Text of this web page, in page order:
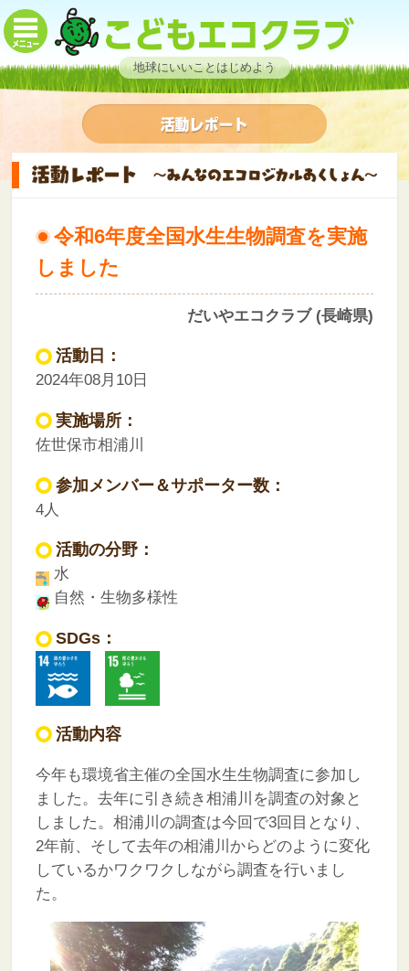
地球にいいことはじめよう
令和6年度全国水生生物調査を実施
しました
だいやエコクラブ (長崎県)
活動日：
2024年08月10日
実施場所：
佐世保市相浦川
参加メンバー＆サポーター数：
4人
活動の分野：
水
自然・生物多様性
SDGs：
活動内容
今年も環境省主催の全国水生生物調査に参加し
ました。去年に引き続き相浦川を調査の対象と
しました。相浦川の調査は今回で3回目となり、
2年前、そして去年の相浦川からどのように変化
しているかワクワクしながら調査を行いまし
た。